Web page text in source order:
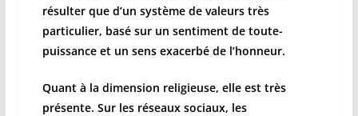
résulter que d’un système de valeurs très
particulier, basé sur un sentiment de toute-
puissance et un sens exacerbé de l’honneur.
Quant à la dimension religieuse, elle est très
présente. Sur les réseaux sociaux, les